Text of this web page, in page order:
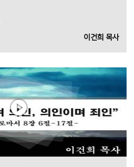
이건희 목사